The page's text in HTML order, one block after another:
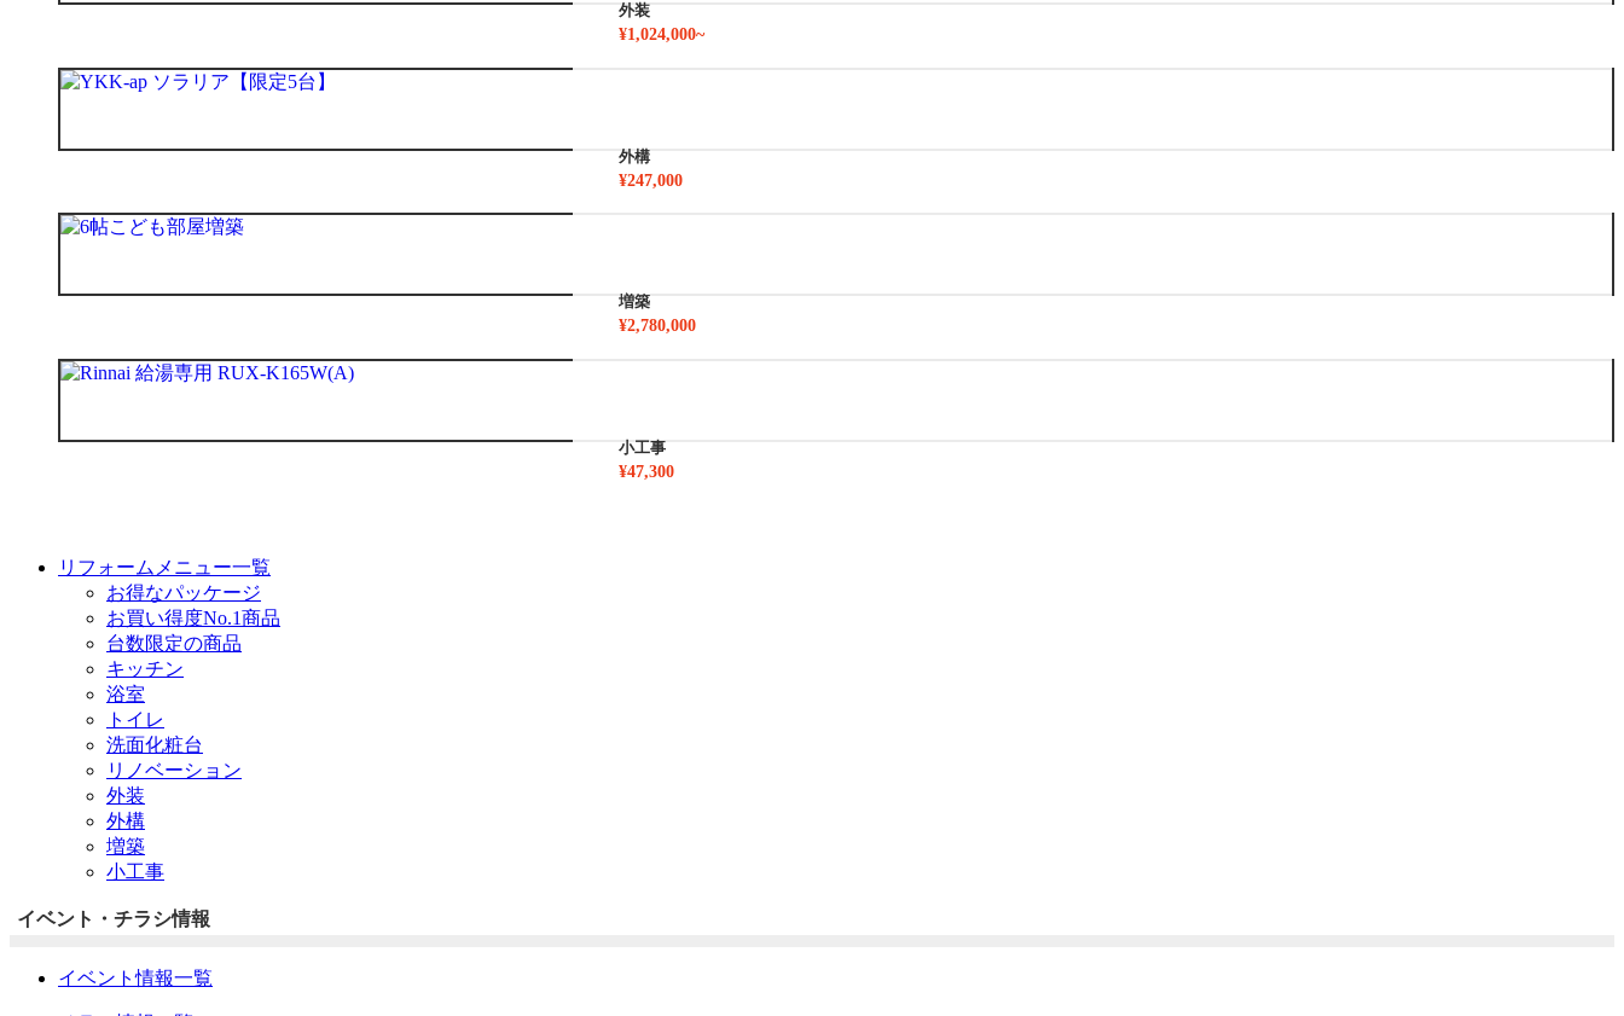
外装
¥1,024,000~
外構
¥247,000
増築
¥2,780,000
小工事
¥47,300
リフォームメニュー一覧
お得なパッケージ
お買い得度No.1商品
台数限定の商品
キッチン
浴室
トイレ
洗面化粧台
リノベーション
外装
外構
増築
小工事
イベント・チラシ情報
イベント情報一覧